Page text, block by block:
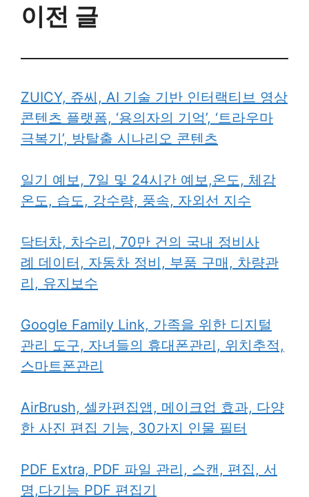
이전 글
ZUICY, 쥬씨, AI 기술 기반 인터랙티브 영상
콘텐츠 플랫폼, ‘용의자의 기억’, ‘트라우마
극복기’, 방탈출 시나리오 콘텐츠
일기 예보, 7일 및 24시간 예보,온도, 체감
온도, 습도, 강수량, 풍속, 자외선 지수
닥터차, 차수리, 70만 건의 국내 정비사
례 데이터, 자동차 정비, 부품 구매, 차량관
리, 유지보수
Google Family Link, 가족을 위한 디지털
관리 도구, 자녀들의 휴대폰관리, 위치추적,
스마트폰관리
AirBrush, 셀카편집앱, 메이크업 효과, 다양
한 사진 편집 기능, 30가지 인물 필터
PDF Extra, PDF 파일 관리, 스캔, 편집, 서
명,다기능 PDF 편집기